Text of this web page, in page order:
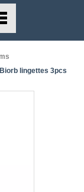
Biorb lingettes 3pcs